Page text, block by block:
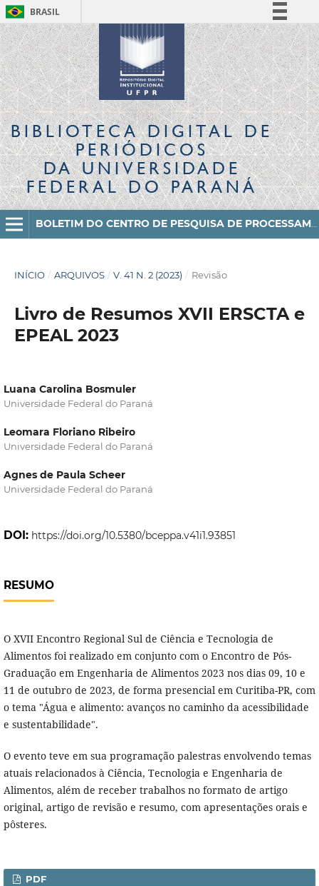
BRASIL
Simplifique!
Comunica BR
Participe
Acesso à informação
Legislação
Canais
BIBLIOTECA DIGITALDE
PERIÓDICOS
DA UNIVERSIDADE
FEDERAL DO PARANÁ
BOLETIM DO CENTRO DE PESQUISA DE PROCESSAMENTO DE ALIMENTOS
INÍCIO / ARQUIVOS / V. 41 N. 2 (2023) / Revisão
Livro de Resumos XVII ERSCTA e
EPEAL 2023
Luana Carolina Bosmuler
Universidade Federal do Paraná
Leomara Floriano Ribeiro
Universidade Federal do Paraná
Agnes de Paula Scheer
Universidade Federal do Paraná
DOI: https://doi.org/10.5380/bceppa.v41i1.93851
RESUMO
O XVII Encontro Regional Sul de Ciência e Tecnologia de
Alimentos foi realizado em conjunto com o Encontro de Pós-
Graduação em Engenharia de Alimentos 2023 nos dias 09, 10 e
11 de outubro de 2023, de forma presencial em Curitiba-PR, com
o tema "Água e alimento: avanços no caminho da acessibilidade
e sustentabilidade".
O evento teve em sua programação palestras envolvendo temas
atuais relacionados à Ciência, Tecnologia e Engenharia de
Alimentos, além de receber trabalhos no formato de artigo
original, artigo de revisão e resumo, com apresentações orais e
pôsteres.
PDF